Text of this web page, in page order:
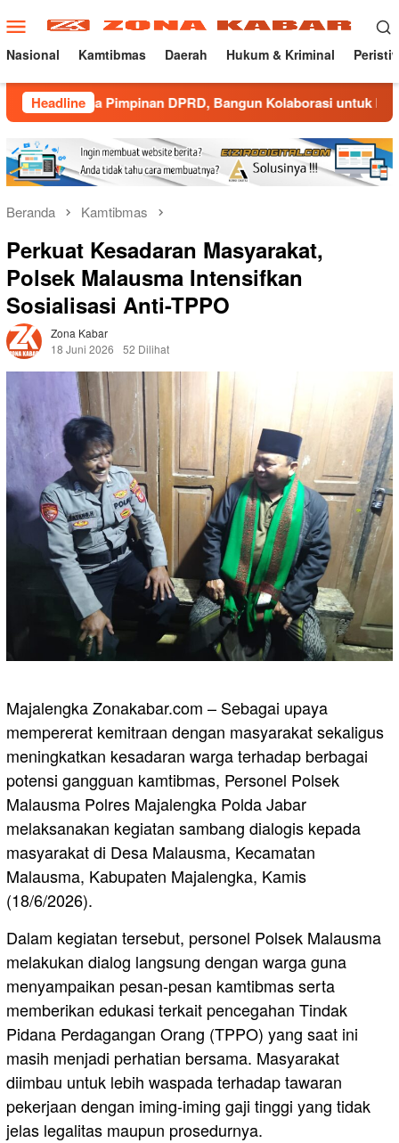
ke
konten
Menu
Mobile
Nasional Kamtibmas Daerah Hukum & Kriminal
HeadlineDPRD, Bangun Kolaborasi untuk Majalengka
Beranda Kamtibmas
Perkuat Kesadaran Masyarakat,
Polsek Malausma Intensifkan
Sosialisasi Anti-TPPO
Zona Kabar
18 Juni 2026
52 Dilihat
Majalengka Zonakabar.com – Sebagai upaya
mempererat kemitraan dengan masyarakat sekaligus
meningkatkan kesadaran warga terhadap berbagai
potensi gangguan kamtibmas, Personel Polsek
Malausma Polres Majalengka Polda Jabar
melaksanakan kegiatan sambang dialogis kepada
masyarakat di Desa Malausma, Kecamatan
Malausma, Kabupaten Majalengka, Kamis
(18/6/2026).
Dalam kegiatan tersebut, personel Polsek Malausma
melakukan dialog langsung dengan warga guna
menyampaikan pesan-pesan kamtibmas serta
memberikan edukasi terkait pencegahan Tindak
Pidana Perdagangan Orang (TPPO) yang saat ini
masih menjadi perhatian bersama. Masyarakat
diimbau untuk lebih waspada terhadap tawaran
pekerjaan dengan iming-iming gaji tinggi yang tidak
jelas legalitas maupun prosedurnya.